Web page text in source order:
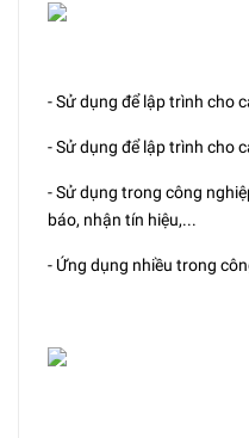
- Sử dụng để lập trình cho
- Sử dụng để lập trình cho
- Sử dụng trong công
báo, nhận tín hiệu,...
- Ứng dụng nhiều trong